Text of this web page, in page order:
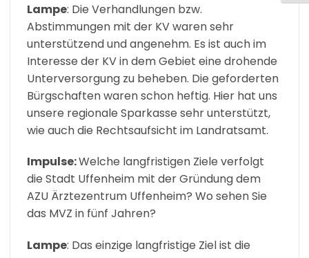
Lampe: Die Verhandlungen bzw.
Abstimmungen mit der KV waren sehr
unterstützend und angenehm. Es ist auch im
Interesse der KV in dem Gebiet eine drohende
Unterversorgung zu beheben. Die geforderten
Bürgschaften waren schon heftig. Hier hat uns
unsere regionale Sparkasse sehr unterstützt,
wie auch die Rechtsaufsicht im Landratsamt.
Impulse:Welche langfristigen Ziele verfolgt
die Stadt Uffenheim mit der Gründung dem
AZU Ärztezentrum Uffenheim? Wo sehen Sie
das MVZ in fünf Jahren?
Lampe: Das einzige langfristige Ziel ist die